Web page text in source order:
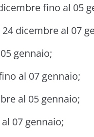
fino al 05
24 dicembre al 07
gennaio;
al 07 gennaio;
al 05 gennaio;
07 gennaio;